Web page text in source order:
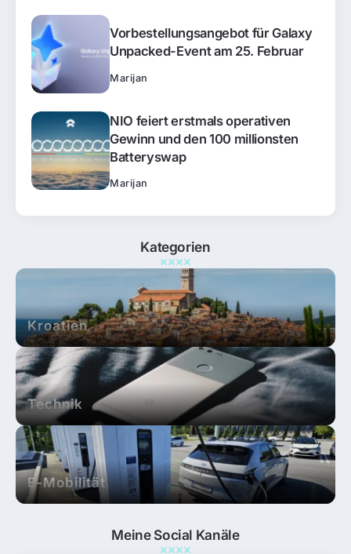
Vorbestellungsangebot für Galaxy
Unpacked-Event am 25. Februar
Marijan
NIO feiert erstmals operativen
Gewinn und den 100 millionsten
Batteryswap
Marijan
Kategorien
Kroatien
Technik
E-Mobilität
Meine Social Kanäle